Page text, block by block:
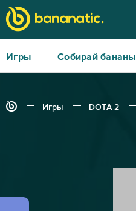
Игры Собирай бананы
Игры DOTA 2